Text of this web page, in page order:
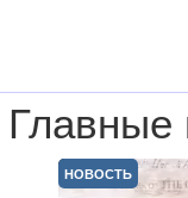
Главные
НОВОСТЬ